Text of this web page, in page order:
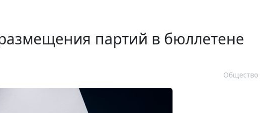
партий в бюллетене
Общество